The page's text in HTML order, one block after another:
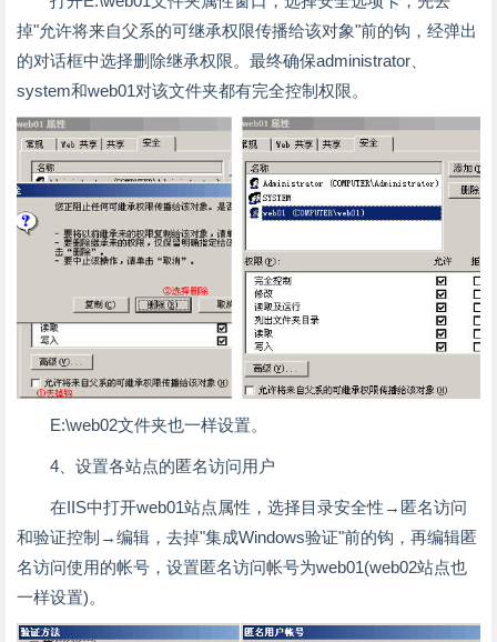
掉"允许将来自父系的可继承权限传播给该对象"前的钩，经弹出
的对话框中选择删除继承权限。最终确保administrator、
system和web01对该文件夹都有完全控制权限。
E:\web02文件夹也一样设置。
4、设置各站点的匿名访问用户
在IIS中打开web01站点属性，选择目录安全性→匿名访问
和验证控制→编辑，去掉"集成Windows验证"前的钩，再编辑匿
名访问使用的帐号，设置匿名访问帐号为web01(web02站点也
一样设置)。